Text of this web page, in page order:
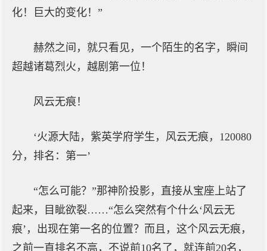
化！巨大的变化！”
赫然之间，就只看见，一个陌生的名字，瞬间
超越诸葛烈火，越剧第一位！
风云无痕！
‘火源大陆，紫英学府学生，风云无痕，120080
分，排名：第一’
“怎么可能？”那神阶投影，直接从宝座上站了
起来，目眦欲裂……“怎么突然有个什么‘风云无
痕’，出现在第一名的位置？而且，这个风云无痕，
之前一直排名不高，不说前10名了，就连前20名，